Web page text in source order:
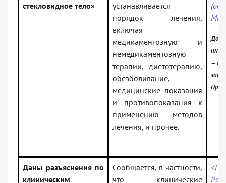
стекловидное тело»
устанавливается
порядок лечения,
включая
медикаментозную и
немедикаментозную
терапии, диетотерапию,
обезболивание,
медицинские показания
и противопоказания к
применению методов
лечения, и прочее.
—
Даны разъяснения по
клиническим
Сообщается, в частности,
что клинические